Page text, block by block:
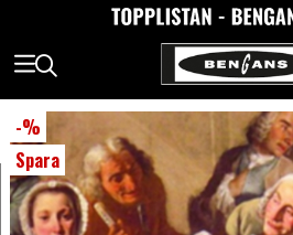
-%
Spara